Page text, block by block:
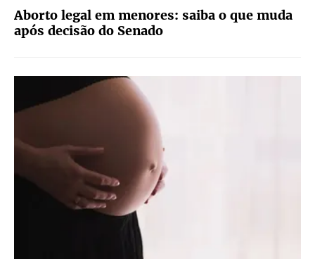
Aborto legal em menores: saiba o que muda
após decisão do Senado